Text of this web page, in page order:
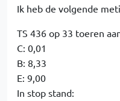
Ik heb de volgende
TS 436 op 33 toeren
C: 0,01
B: 8,33
E: 9,00
In stop stand: